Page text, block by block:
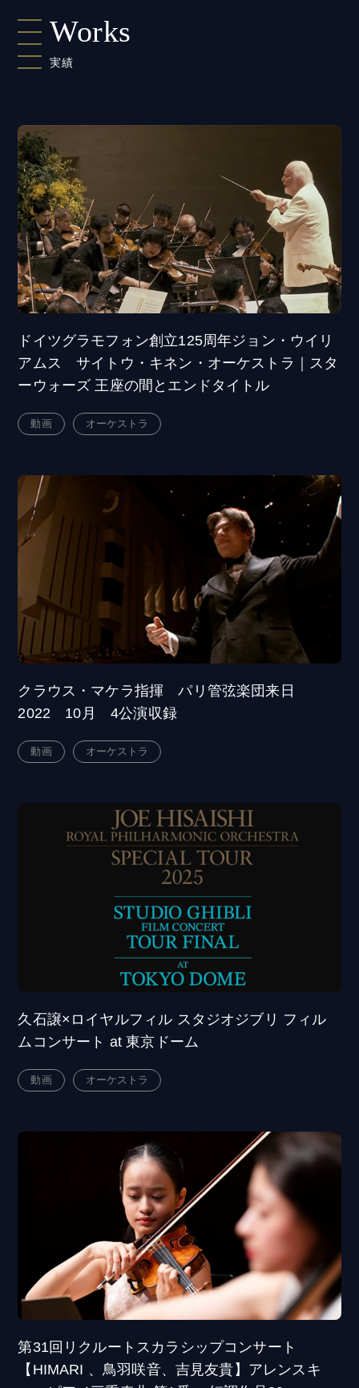
Works
実績
ドイツグラモフォン創立125周年ジョン・ウイリ
アムス サイトウ・キネン・オーケストラ｜スタ
ーウォーズ 王座の間とエンドタイトル
動画 オーケストラ
クラウス・マケラ指揮 パリ管弦楽団来日
2022 10月 4公演収録
動画 オーケストラ
久石譲×ロイヤルフィル スタジオジブリ フィル
ムコンサート at 東京ドーム
動画 オーケストラ
第31回リクルートスカラシップコンサート
【HIMARI 、鳥羽咲音、吉見友貴】アレンスキ